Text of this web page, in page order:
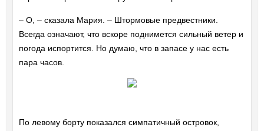
– О, – сказала Мария. – Штормовые предвестники.
Всегда означают, что вскоре поднимется сильный ветер и
погода испортится. Но думаю, что в запасе у нас есть
пара часов.
По левому борту показался симпатичный островок,